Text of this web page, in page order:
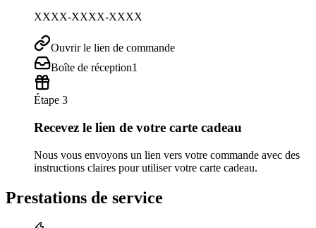
XXXX-XXXX-XXXX
Ouvrir le lien de commande
Boîte de réception1
Étape 3
Recevez le lien de votre carte cadeau
Nous vous envoyons un lien vers votre commande avec des
instructions claires pour utiliser votre carte cadeau.
Prestations de service